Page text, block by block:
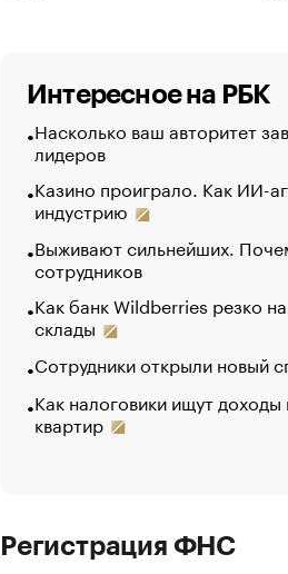
Интересное на РБК
Насколько ваш авторитет
лидеров
Казино проиграло. Как ИИ-
индустрию
Выживают сильнейших.
сотрудников
Как банк Wildberries резко
склады
Сотрудники открыли новый
Как налоговики ищут
квартир
Регистрация ФНС